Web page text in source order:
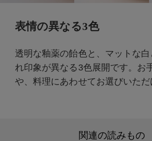
表情の異なる3色
透明な釉薬の飴色と、マットな
れ印象が異なる3色展開です。お
や、料理にあわせてお選びいただ
関連の読みもの